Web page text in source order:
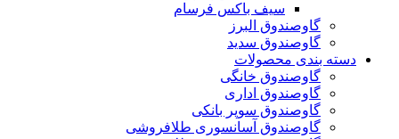
سیف باکس فرسام
گاوصندوق البرز
گاوصندوق سدید
دسته بندی محصولات
گاوصندوق خانگی
گاوصندوق اداری
گاوصندوق سوپر بانکی
گاوصندوق آسانسوری طلافروشی